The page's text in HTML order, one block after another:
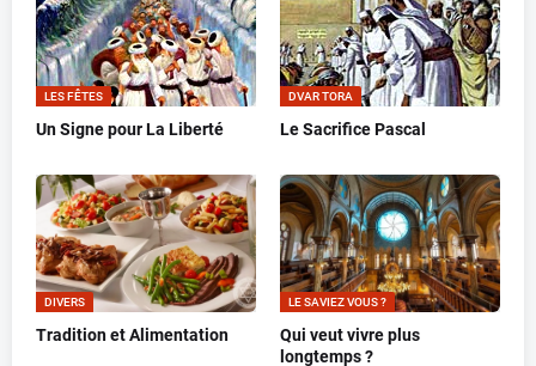
LES FÊTES
Un Signe pour La Liberté
DVAR TORA
Le Sacrifice Pascal
DIVERS
Tradition et Alimentation
LE SAVIEZ VOUS ?
Qui veut vivre plus
longtemps ?